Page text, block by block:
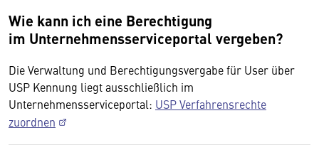
Wie kann ich eine Berechtigung
im Unternehmensserviceportal vergeben?
Die Verwaltung und Berechtigungsvergabe für User über
USP Kennung liegt ausschließlich im
Unternehmensserviceportal: USP Verfahrensrechte
zuordnen